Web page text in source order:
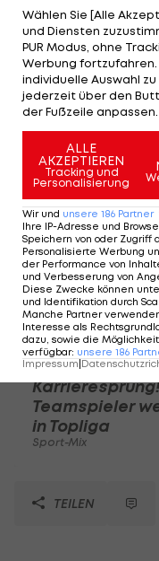
Argentiniens
Einsatz gegen
Maria zog sich in
Belgien eine
fehlte daher im
Niederlande.
Mehr zum
Teamspieler
in Topliga
Sport-Mix
TEILEN
Wählen Sie [Alle
und Diensten
PUR Modus, ohne
Werbung
individuelle Auswahl
jederzeit über den
der Fußzeile anpassen.
ALLE
AKZEPTIEREN
Tracking und
Personalisierung
Wir und unsere 186 Partner
Ihre IP-Adresse und
Speichern von oder Zugriff
Personalisierte Werbung
der Performance von
und Verbesserung von
Diese Zwecke können
und Identifikation durch
Manche Partner
Interesse als
dazu, sowie die
verfügbar: unsere 186
Impressum